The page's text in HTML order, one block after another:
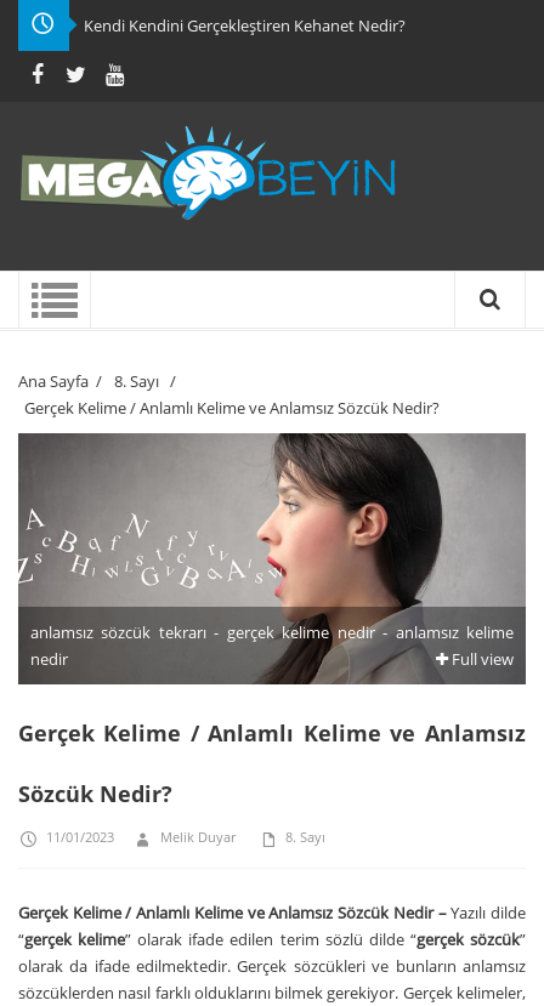
Kendi Kendini Gerçekleştiren Kehanet Nedir?
Ana Sayfa / 8. Sayı /
Gerçek Kelime / Anlamlı Kelime ve Anlamsız Sözcük Nedir?
anlamsız sözcük tekrarı - gerçek kelime nedir - anlamsız kelime
nedir
Full view
Gerçek Kelime / Anlamlı Kelime ve Anlamsız
Sözcük Nedir?
11/01/2023 Melik Duyar 8. Sayı
Gerçek Kelime / Anlamlı Kelime ve Anlamsız Sözcük Nedir –Yazılı dilde
“gerçek kelime” olarak ifade edilen terim sözlü dilde “gerçek sözcük”
olarak da ifade edilmektedir. Gerçek sözcükleri ve bunların anlamsız
sözcüklerden nasıl farklı olduklarını bilmek gerekiyor. Gerçek kelimeler,